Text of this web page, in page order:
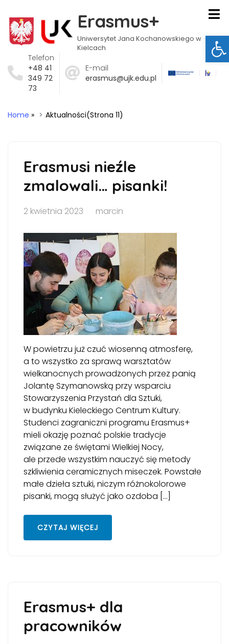
Erasmus+
Uniwersytet Jana Kochanowskiego w
Kielcach
Telefon
+48 41
349 72
73
E-mail
erasmus@ujk.edu.pl
Home » Aktualności(Strona 11)
Erasmusi nieźle
zmalowali… pisanki!
2 kwietnia 2023 marcin
W powietrzu już czuć wiosenną atmosferę,
a to wszystko za sprawą warsztatów
wielkanocnych prowadzonych przez panią
Jolantę Szymanowską przy wsparciu
Stowarzyszenia Przystań dla Sztuki,
w budynku Kieleckiego Centrum Kultury.
Studenci zagraniczni programu Erasmus+
mieli okazję poznać polskie tradycje
związane ze świętami Wielkiej Nocy,
ale przede wszystkim nauczyć się metody
szkliwienia ceramicznych miseczek. Powstałe
małe dzieła sztuki, niczym różnokolorowe
pisanki, mogą służyć jako ozdoba […]
CZYTAJ WIĘCEJ
Erasmus+ dla
pracowników